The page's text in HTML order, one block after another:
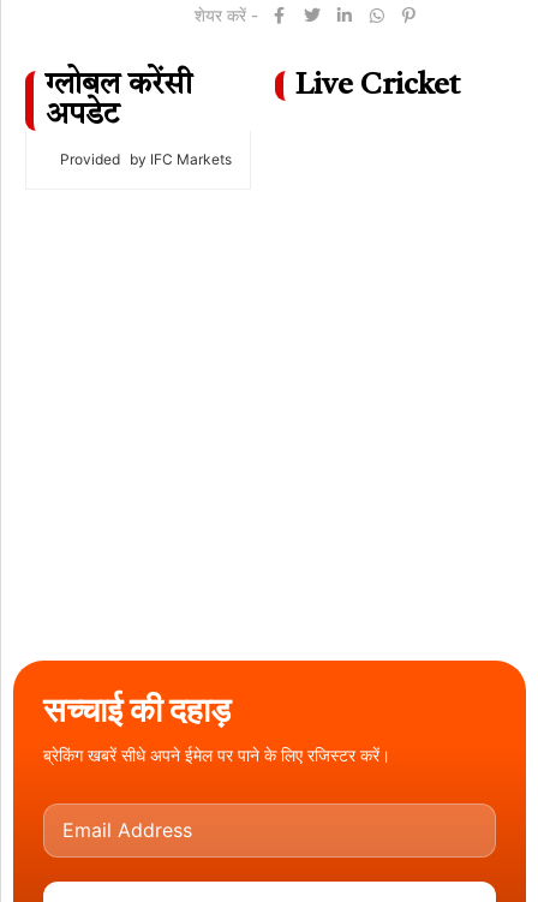
शेयर करें -
ग्लोबल करेंसी
अपडेट
Provided by IFC Markets
Live Cricket
सच्चाई की दहाड़
ब्रेकिंग खबरें सीधे अपने ईमेल पर पाने के लिए रजिस्टर करें।